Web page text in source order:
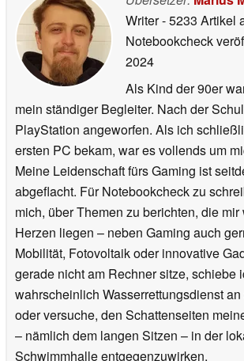
Writer- 5233 Artikel
Notebookcheck
2024
Als Kind der 90er
mein ständiger Begleiter. Nach der
PlayStation angeworfen. Als ich
ersten PC bekam, war es vollends um
Meine Leidenschaft fürs Gaming ist
abgeflacht. Für Notebookcheck zu
mich, über Themen zu berichten, die
Herzen liegen – neben Gaming auch
Mobilität, Fotovoltaik oder innovative
gerade nicht am Rechner sitze, schiebe
wahrscheinlich Wasserrettungsdienst
oder versuche, den Schattenseiten
– nämlich dem langen Sitzen – in der
Schwimmhalle entgegenzuwirken.